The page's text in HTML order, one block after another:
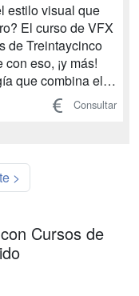
estilo visual que
El curso de VFX
de Treintaycinco
eso, ¡y más!
que combina el
y de la mano
te prepararás
Consultar
>
Cursos de